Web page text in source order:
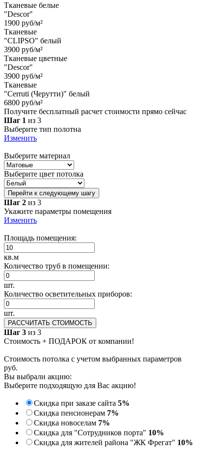
Тканевые белые
"Descor"
1900 руб/м²
Тканевые
"CLIPSO" белый
3900 руб/м²
Тканевые цветные
"Descor"
3900 руб/м²
Тканевые
"Cerruti (Черутти)" белый
6800 руб/м²
Получите бесплатный расчет стоимости прямо сейчас
Шаг 1 из 3
Выберите тип полотна
Изменить
Выберите материал
Выберите цвет потолка
Перейти к следующему шагу
Шаг 2 из 3
Укажите параметры помещения
Изменить
Площадь помещения:
кв.м
Количество труб в помещении:
шт.
Количество осветительных приборов:
шт.
РАССЧИТАТЬ СТОИМОСТЬ
Шаг 3 из 3
Стоимость + ПОДАРОК от компании!
Стоимость потолка с учетом выбранных параметров
руб.
Вы выбрали акцию:
Выберите подходящую для Вас акцию!
Скидка при заказе сайта 5%
Скидка пенсионерам 7%
Скидка новоселам 7%
Скидка для "Сотрудников порта" 10%
Скидка для жителей района "ЖК Фрегат" 10%